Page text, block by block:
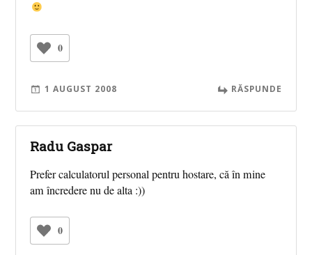
0
1 AUGUST 2008 RĂSPUNDE
Radu Gaspar
Prefer calculatorul personal pentru hostare, că în mine
am încredere nu de alta :))
0